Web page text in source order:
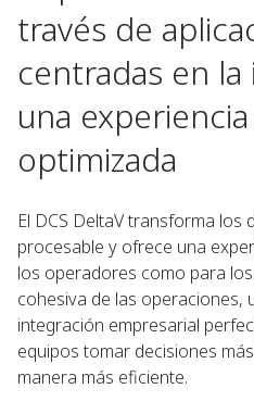
través de
centradas en
una
optimizada
El DCS DeltaV transforma
procesable y ofrece una
los operadores como para
cohesiva de las operaciones,
integración empresarial
equipos tomar decisiones
manera más eficiente.